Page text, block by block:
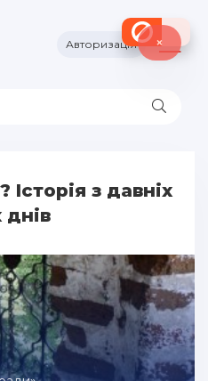
Авторизація
з давніх
днів
×